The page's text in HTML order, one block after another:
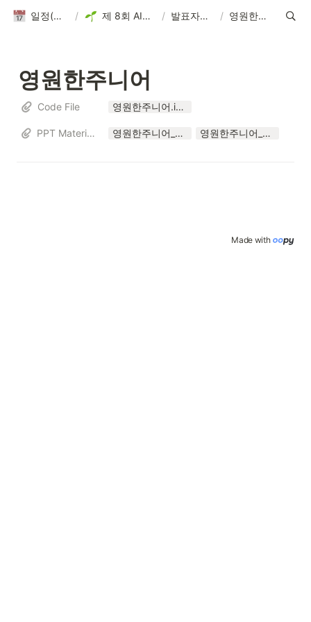
일정(활동 DB) / 제 8회 AIKUTHON / 발표자료 제출 / 영원한주니어
영원한주니어
Code File 영원한주니어.ipynb
PPT Materials 영원한주니어_제8회_AIKUTHON.pdf 영원한주니어_제8회AIKUTHON.pptx
Made with